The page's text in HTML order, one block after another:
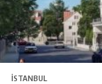
İSTANBUL